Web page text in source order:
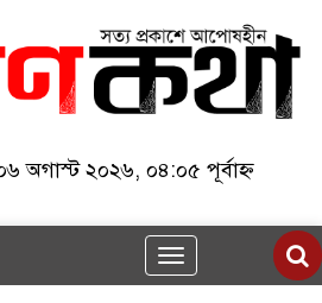
অগাস্ট ২০২৬, ০৪:০৫ পূর্বাহ্ন
Toggle
navigation